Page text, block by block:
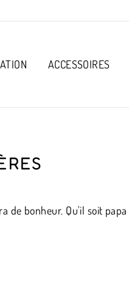
ACCESSOIRES
de bonheur. Qu'il soit